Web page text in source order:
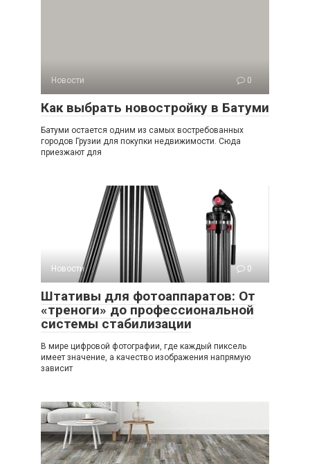
Новости 0
Как выбрать новостройку в Батуми
Батуми остается одним из самых востребованных
городов Грузии для покупки недвижимости. Сюда
приезжают для
Новости 0
Штативы для фотоаппаратов: От
«треноги» до профессиональной
системы стабилизации
В мире цифровой фотографии, где каждый пиксель
имеет значение, а качество изображения напрямую
зависит